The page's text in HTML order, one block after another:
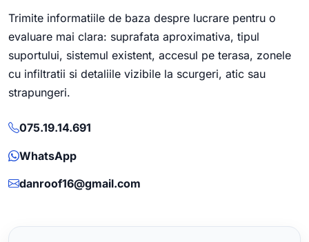
Trimite informatiile de baza despre lucrare pentru o
evaluare mai clara: suprafata aproximativa, tipul
suportului, sistemul existent, accesul pe terasa, zonele
cu infiltratii si detaliile vizibile la scurgeri, atic sau
strapungeri.
075.19.14.691
WhatsApp
danroof16@gmail.com